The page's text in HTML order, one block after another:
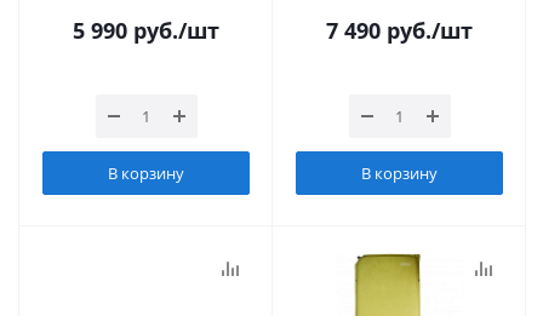
5 990 руб./шт
В корзину
7 490 руб./шт
В корзину